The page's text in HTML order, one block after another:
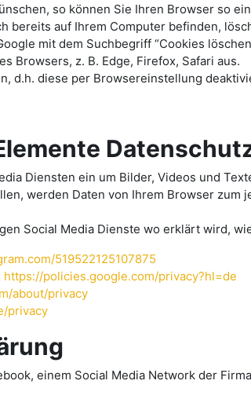
so können Sie Ihren Browser so
bereits auf Ihrem Computer befinden,
mit dem Suchbegriff “Cookies
Browsers, z. B. Edge, Firefox, Safari aus.
d.h. diese per Browsereinstellung
Diensten ein um Bilder, Videos und
werden Daten von Ihrem Browser
Social Media Dienste wo erklärt wird,
519522125107875
https://policies.google.com/privacy?hl=de
about/privacy
privacy
einem Social Media Network der